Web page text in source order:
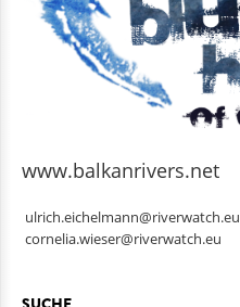
www.balkanrivers.net
ulrich.eichelmann@riverwatch.eu
cornelia.wieser@riverwatch.eu